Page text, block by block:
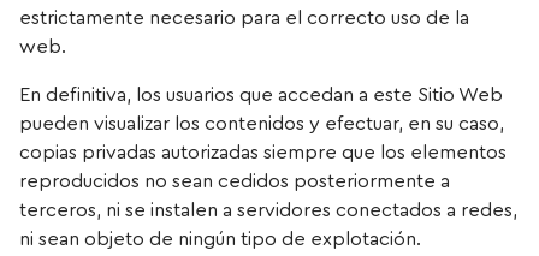
estrictamente necesario para el correcto uso de la
web.
En definitiva, los usuarios que accedan a este Sitio Web
pueden visualizar los contenidos y efectuar, en su caso,
copias privadas autorizadas siempre que los elementos
reproducidos no sean cedidos posteriormente a
terceros, ni se instalen a servidores conectados a redes,
ni sean objeto de ningún tipo de explotación.